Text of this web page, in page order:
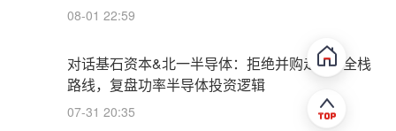
08-01 22:59
对话基石资本&北一半导体：拒绝并购走IDM全栈
路线，复盘功率半导体投资逻辑
07-31 20:35